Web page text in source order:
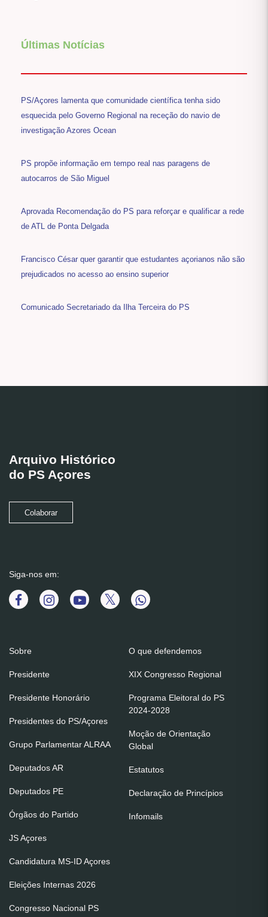
Últimas Notícias
PS/Açores lamenta que comunidade científica tenha sido
esquecida pelo Governo Regional na receção do navio de
investigação Azores Ocean
PS propõe informação em tempo real nas paragens de
autocarros de São Miguel
Aprovada Recomendação do PS para reforçar e qualificar a rede
de ATL de Ponta Delgada
Francisco César quer garantir que estudantes açorianos não são
prejudicados no acesso ao ensino superior
Comunicado Secretariado da Ilha Terceira do PS
Arquivo Histórico
do PS Açores
Colaborar
Siga-nos em:
Sobre
Presidente
Presidente Honorário
Presidentes do PS/Açores
Grupo Parlamentar ALRAA
Deputados AR
Deputados PE
Órgãos do Partido
JS Açores
Candidatura MS-ID Açores
Eleições Internas 2026
Congresso Nacional PS
O que defendemos
XIX Congresso Regional
Programa Eleitoral do PS
2024-2028
Moção de Orientação
Global
Estatutos
Declaração de Princípios
Infomails